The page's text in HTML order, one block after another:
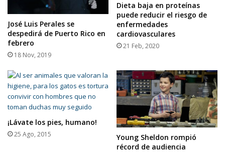
José Luis Perales se
despedirá de Puerto Rico en
febrero
18 Nov, 2019
Dieta baja en proteínas
puede reducir el riesgo de
enfermedades
cardiovasculares
21 Feb, 2020
¡Lávate los pies, humano!
25 Ago, 2015
Young Sheldon rompió
récord de audiencia